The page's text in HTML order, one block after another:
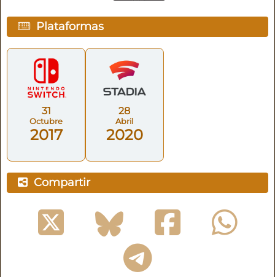
Plataformas
31
Octubre
2017
28
Abril
2020
Compartir